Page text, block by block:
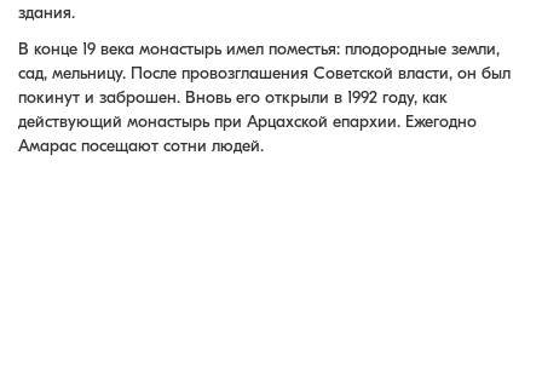
здания.
В конце 19 века монастырь имел поместья: плодородные земли,
сад, мельницу. После провозглашения Советской власти, он был
покинут и заброшен. Вновь его открыли в 1992 году, как
действующий монастырь при Арцахской епархии. Ежегодно
Амарас посещают сотни людей.